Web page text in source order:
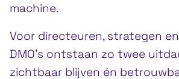
machine.
Voor directeuren, strategen
DMO’s ontstaan zo twee
zichtbaar blijven én